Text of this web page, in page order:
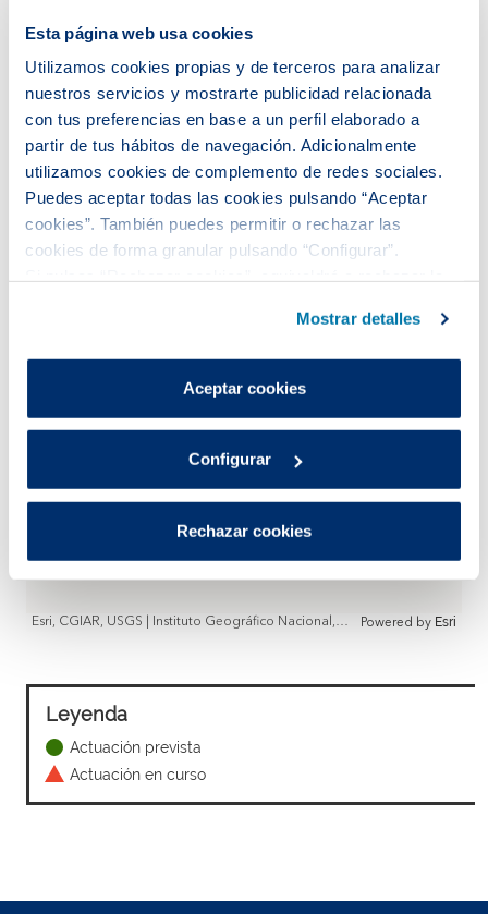
Esta página web usa cookies
Utilizamos cookies propias y de terceros para analizar
nuestros servicios y mostrarte publicidad relacionada
con tus preferencias en base a un perfil elaborado a
partir de tus hábitos de navegación. Adicionalmente
utilizamos cookies de complemento de redes sociales.
Puedes aceptar todas las cookies pulsando “Aceptar
cookies”. También puedes permitir o rechazar las
cookies de forma granular pulsando “Configurar”.
son indispensables para que el sitio web funcione y que
por tanto no se pueden desactivar.
Puedes consultar más información en nuestra
Mostrar detalles
Aceptar cookies
Configurar
Rechazar cookies
o
m
i
o
o
o
u
Esri, CGIAR, USGS | Instituto Geográfico Nacional, Esri, TomTom, Garmin, FAO, METI/NASA, USGS Powered by Esri
Leyenda
Actuación prevista
Actuación en curso